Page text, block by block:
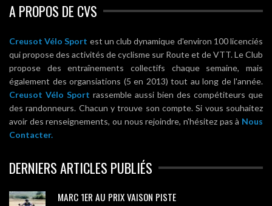
A PROPOS DE CVS
Creusot Vélo Sport est un club dynamique d'environ 100 licenciés
qui propose des activités de cyclisme sur Route et de VTT. Le Club
propose des entraînements collectifs chaque semaine, mais
également des organsiations (5 en 2013) tout au long de l'année.
Creusot Vélo Sport rassemble aussi bien des compétiteurs que
des randonneurs. Chacun y trouve son compte. Si vous souhaitez
avoir des renseignements, ou nous rejoindre, n'hésitez pas à Nous
Contacter.
DERNIERS ARTICLES PUBLIÉS
MARC 1ER AU PRIX VAISON PISTE